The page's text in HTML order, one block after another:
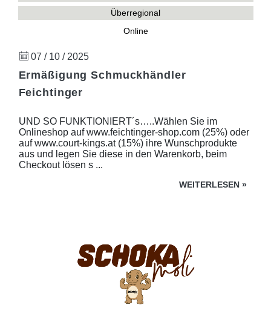
Überregional
Online
07 / 10 / 2025
Ermäßigung Schmuckhändler
Feichtinger
UND SO FUNKTIONIERT´s…..Wählen Sie im
Onlineshop auf www.feichtinger-shop.com (25%) oder
auf www.court-kings.at (15%) ihre Wunschprodukte
aus und legen Sie diese in den Warenkorb, beim
Checkout lösen s ...
WEITERLESEN »